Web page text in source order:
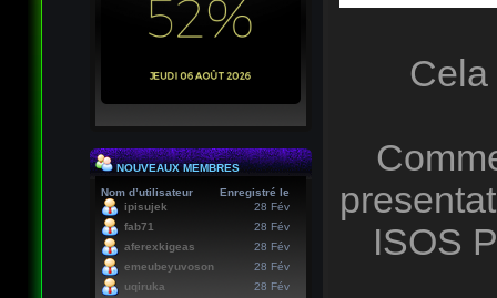
NOUVEAUX MEMBRES
Nom d’utilisateur
Enregistré le
ipisujek
28 Fév
fab71
28 Fév
aferexkigeas
28 Fév
emeubeyuvoson
28 Fév
uqiruka
28 Fév
Cela
ISOS